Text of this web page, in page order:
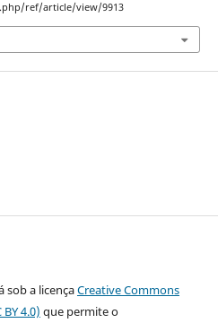
ref/article/view/9913
sob a licençaCreative Commons
4.0) que permite o